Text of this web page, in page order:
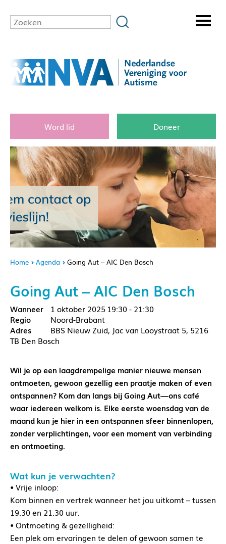
Word lid Doneer
Home Agenda Going Aut – AIC Den Bosch
Going Aut – AIC Den Bosch
1 oktober 2025 19:30 - 21:30
Noord-Brabant
BBS Nieuw Zuid, Jac van Looystraat 5, 5216
TB Den Bosch
Wil je op een laagdrempelige manier nieuwe mensen
ontmoeten, gewoon gezellig een praatje maken of even
ontspannen? Kom dan langs bij Going Aut—ons café
waar iedereen welkom is. Elke eerste woensdag van de
maand kun je hier in een ontspannen sfeer binnenlopen,
zonder verplichtingen, voor een moment van verbinding
en ontmoeting.
Wat kun je verwachten?
• Vrije inloop:
Kom binnen en vertrek wanneer het jou uitkomt – tussen
19.30 en 21.30 uur.
• Ontmoeting & gezelligheid:
Een plek om ervaringen te delen of gewoon samen te